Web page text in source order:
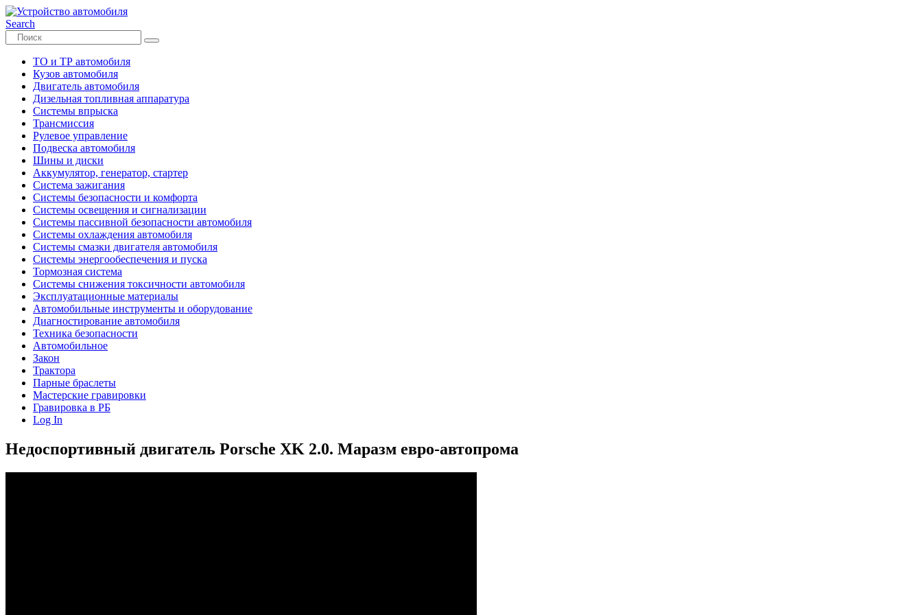
Search
ТО и ТР автомобиля
Кузов автомобиля
Двигатель автомобиля
Дизельная топливная аппаратура
Системы впрыска
Трансмиссия
Рулевое управление
Подвеска автомобиля
Шины и диски
Аккумулятор, генератор, стартер
Система зажигания
Системы безопасности и комфорта
Системы освещения и сигнализации
Системы пассивной безопасности автомобиля
Системы охлаждения автомобиля
Системы смазки двигателя автомобиля
Системы энергообеспечения и пуска
Тормозная система
Системы снижения токсичности автомобиля
Эксплуатационные материалы
Автомобильные инструменты и оборудование
Диагностирование автомобиля
Техника безопасности
Автомобильное
Закон
Трактора
Парные браслеты
Мастерские гравировки
Гравировка в РБ
Log In
Недоспортивный двигатель Porsche XK 2.0. Маразм евро-автопрома